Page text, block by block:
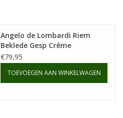
Angelo de Lombardi Riem
Beklede Gesp Crême
€79,95
TOEVOEGEN AAN WINKELWAGEN